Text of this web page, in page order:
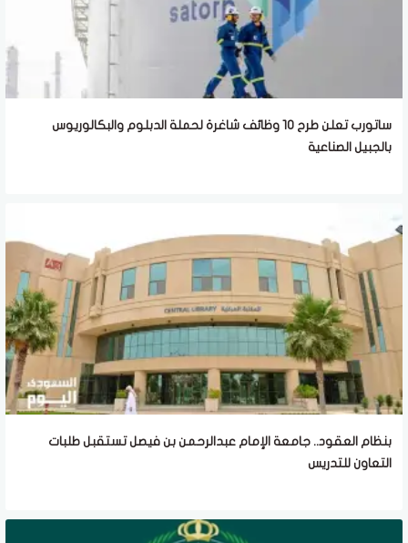
ساتورب تعلن طرح 10 وظائف شاغرة لحملة الدبلوم والبكالوريوس
بالجبيل الصناعية
بنظام العقود.. جامعة الإمام عبدالرحمن بن فيصل تستقبل طلبات
التعاون للتدريس